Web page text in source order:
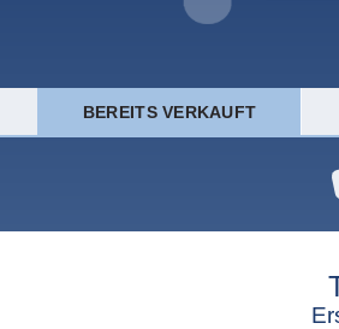
BEREITS VERKAUFT